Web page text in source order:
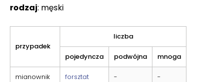
rodzaj: męski
przypadek
liczba
pojedyncza podwójna mnoga
mianownik forsztat - -